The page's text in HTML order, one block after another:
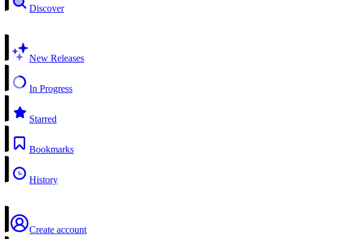
Discover
New Releases
In Progress
Starred
Bookmarks
History
Create account